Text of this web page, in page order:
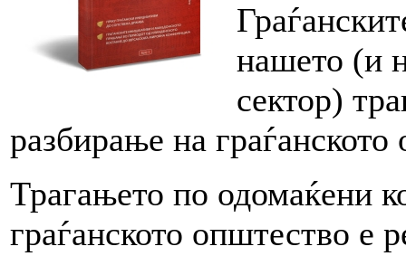
нашето (и
сектор)
разбирање на
Трагањето по одомаќени
граѓанското општество е